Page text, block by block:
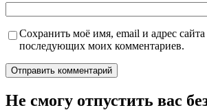
Сохранить моё имя, email и адрес сайта
последующих моих комментариев.
Не смогу отпустить вас